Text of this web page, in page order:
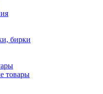
бирки
товары